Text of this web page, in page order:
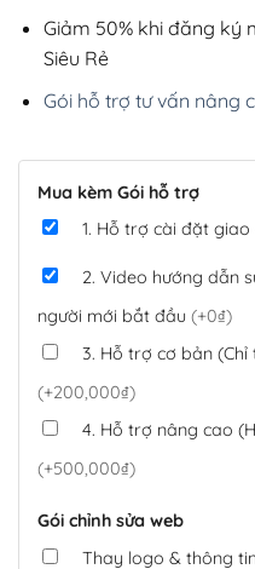
Giảm 50% khi đăng ký
Siêu Rẻ
Gói hỗ trợ tư vấn nâng
Mua kèm Gói hỗ trợ
1. Hỗ trợ cài đặt
2. Video hướng dẫn
người mới bắt đầu (+0₫)
3. Hỗ trợ cơ bản
(+200,000₫)
4. Hỗ trợ nâng cao
(+500,000₫)
Gói chỉnh sửa web
Thay logo & thông